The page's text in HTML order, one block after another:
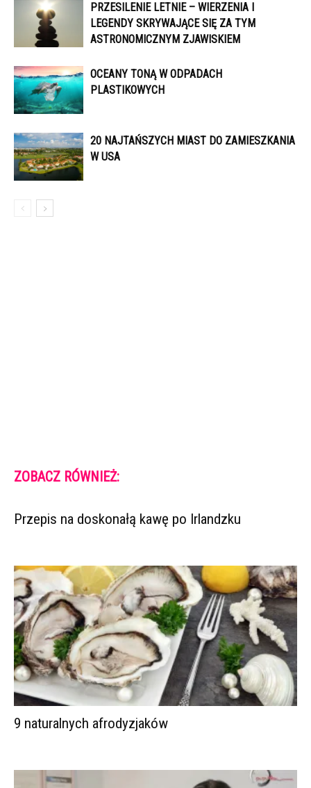
PRZESILENIE LETNIE – WIERZENIA I
LEGENDY SKRYWAJĄCE SIĘ ZA TYM
ASTRONOMICZNYM ZJAWISKIEM
OCEANY TONĄ W ODPADACH
PLASTIKOWYCH
20 NAJTAŃSZYCH MIAST DO ZAMIESZKANIA
W USA
ZOBACZ RÓWNIEŻ:
Przepis na doskonałą kawę po Irlandzku
9 naturalnych afrodyzjaków